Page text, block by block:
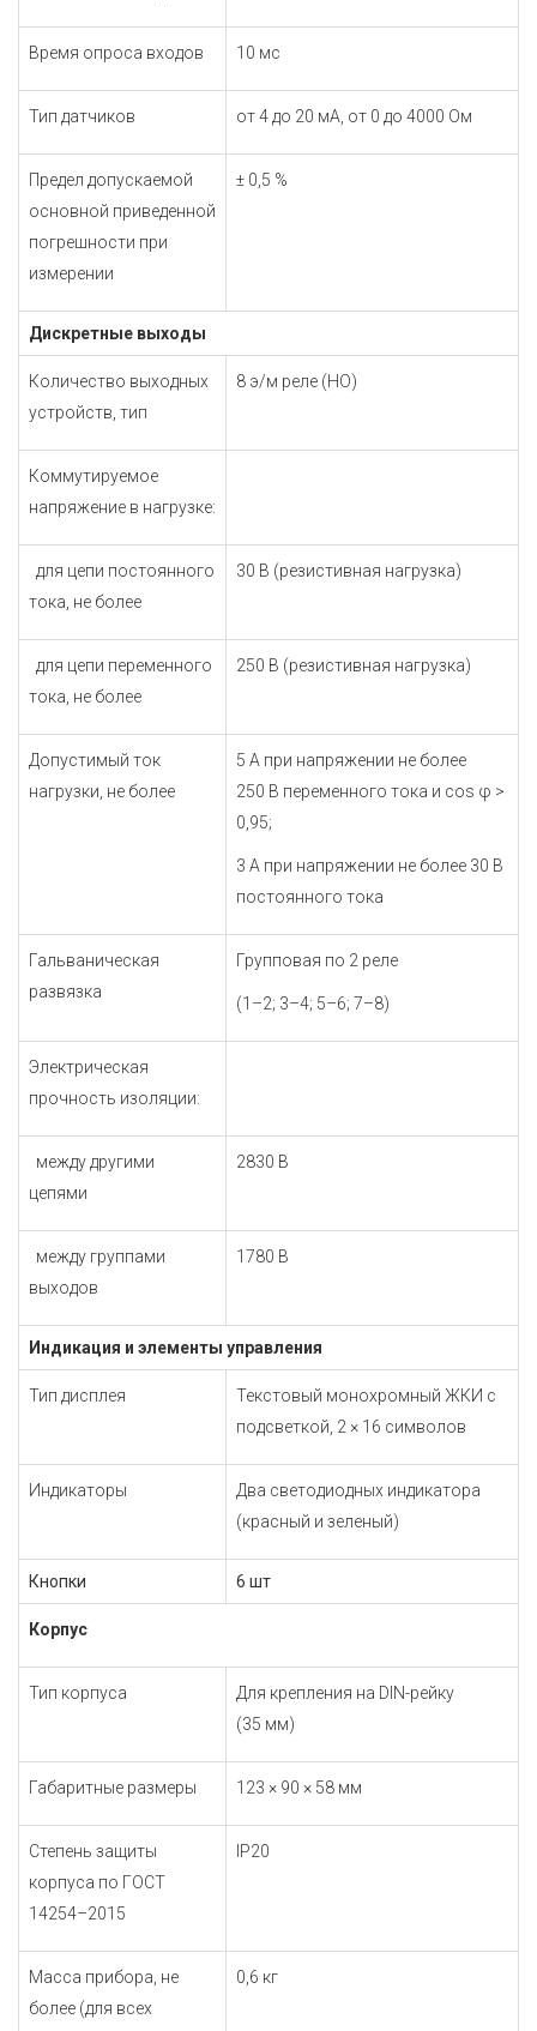
Время опроса входов 10 мс
Тип датчиков от 4 до 20 мА, от 0 до 4000 Ом
Предел допускаемой
основной приведенной
погрешности при
измерении
± 0,5 %
Дискретные выходы
Количество выходных
устройств, тип
8 э/м реле (НО)
Коммутируемое
напряжение в нагрузке:
для цепи постоянного
тока, не более
30 В (резистивная нагрузка)
для цепи переменного
тока, не более
250 В (резистивная нагрузка)
Допустимый ток
нагрузки, не более
5 А при напряжении не более
250 В переменного тока и cos φ >
0,95;
3 А при напряжении не более 30 В
постоянного тока
Гальваническая
развязка
Групповая по 2 реле
(1–2; 3–4; 5–6; 7–8)
Электрическая
прочность изоляции:
между другими
цепями
2830 В
между группами
выходов
1780 В
Индикация и элементы управления
Тип дисплея
Текстовый монохромный ЖКИ с
подсветкой, 2 × 16 символов
Индикаторы
Два светодиодных индикатора
(красный и зеленый)
Кнопки 6 шт
Корпус
Тип корпуса
Для крепления на DIN-рейку
(35 мм)
Габаритные размеры 123 × 90 × 58 мм
Степень защиты
корпуса по ГОСТ
14254–2015
IP20
Масса прибора, не
более (для всех
0,6 кг